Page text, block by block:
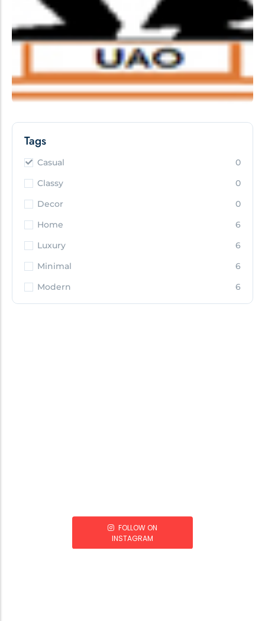
Tags
Casual
0
Classy
0
Decor
0
Home
6
Luxury
6
Minimal
6
Modern
6
FOLLOW ON
INSTAGRAM